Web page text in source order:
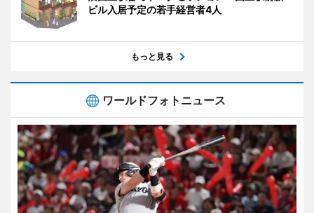
ビル入居予定の若手経営者4人
もっと見る
ワールドフォトニュース